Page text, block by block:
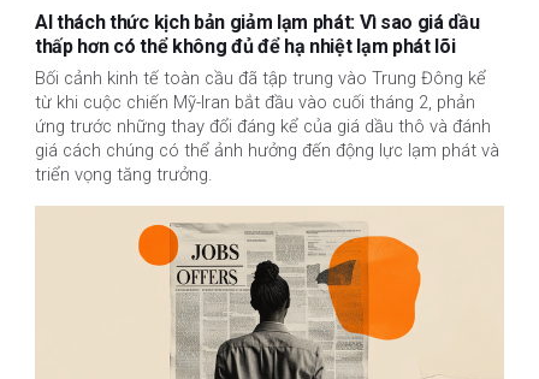
AI thách thức kịch bản giảm lạm phát: Vì sao giá dầu
thấp hơn có thể không đủ để hạ nhiệt lạm phát lõi
Bối cảnh kinh tế toàn cầu đã tập trung vào Trung Đông kể
từ khi cuộc chiến Mỹ-Iran bắt đầu vào cuối tháng 2, phản
ứng trước những thay đổi đáng kể của giá dầu thô và đánh
giá cách chúng có thể ảnh hưởng đến động lực lạm phát và
triển vọng tăng trưởng.